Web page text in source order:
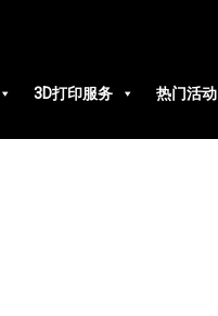
3D打印服务 热门活动